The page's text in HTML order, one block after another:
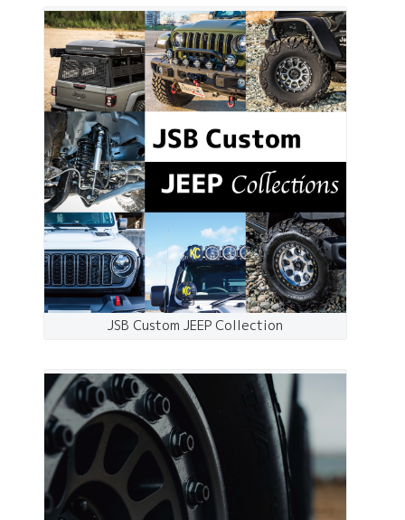
JSB Custom JEEP Collection